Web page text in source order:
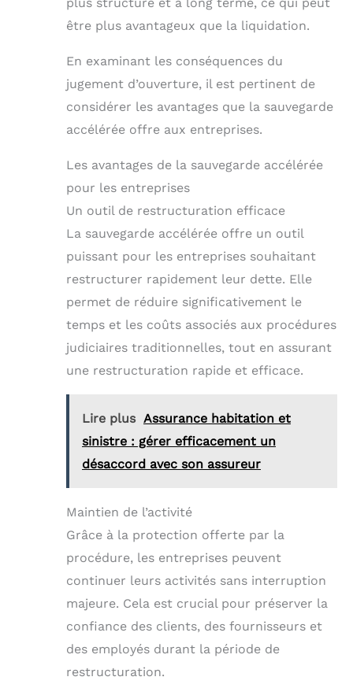
plus structuré et à long terme, ce qui peut
être plus avantageux que la liquidation.
En examinant les conséquences du
jugement d’ouverture, il est pertinent de
considérer les avantages que la sauvegarde
accélérée offre aux entreprises.
Les avantages de la sauvegarde accélérée
pour les entreprises
Un outil de restructuration efficace
La sauvegarde accélérée offre un outil
puissant pour les entreprises souhaitant
restructurer rapidement leur dette. Elle
permet de réduire significativement le
temps et les coûts associés aux procédures
judiciaires traditionnelles, tout en assurant
une restructuration rapide et efficace.
Lire plus Assurance habitation et
sinistre : gérer efficacement un
désaccord avec son assureur
Maintien de l’activité
Grâce à la protection offerte par la
procédure, les entreprises peuvent
continuer leurs activités sans interruption
majeure. Cela est crucial pour préserver la
confiance des clients, des fournisseurs et
des employés durant la période de
restructuration.